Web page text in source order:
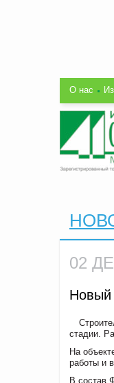
О нас
02
Новый
стадии.
На
работы и
В состав